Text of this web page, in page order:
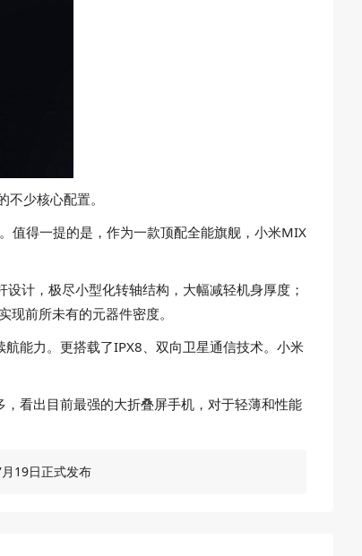
少核心配置。
值得一提的是，作为一款顶配全能旗舰，小米MIX
计，极尽小型化转轴结构，大幅减轻机身厚度；
前所未有的元器件密度。
能力。更搭载了IPX8、双向卫星通信技术。小米
看出目前最强的大折叠屏手机，对于轻薄和性能
19日正式发布